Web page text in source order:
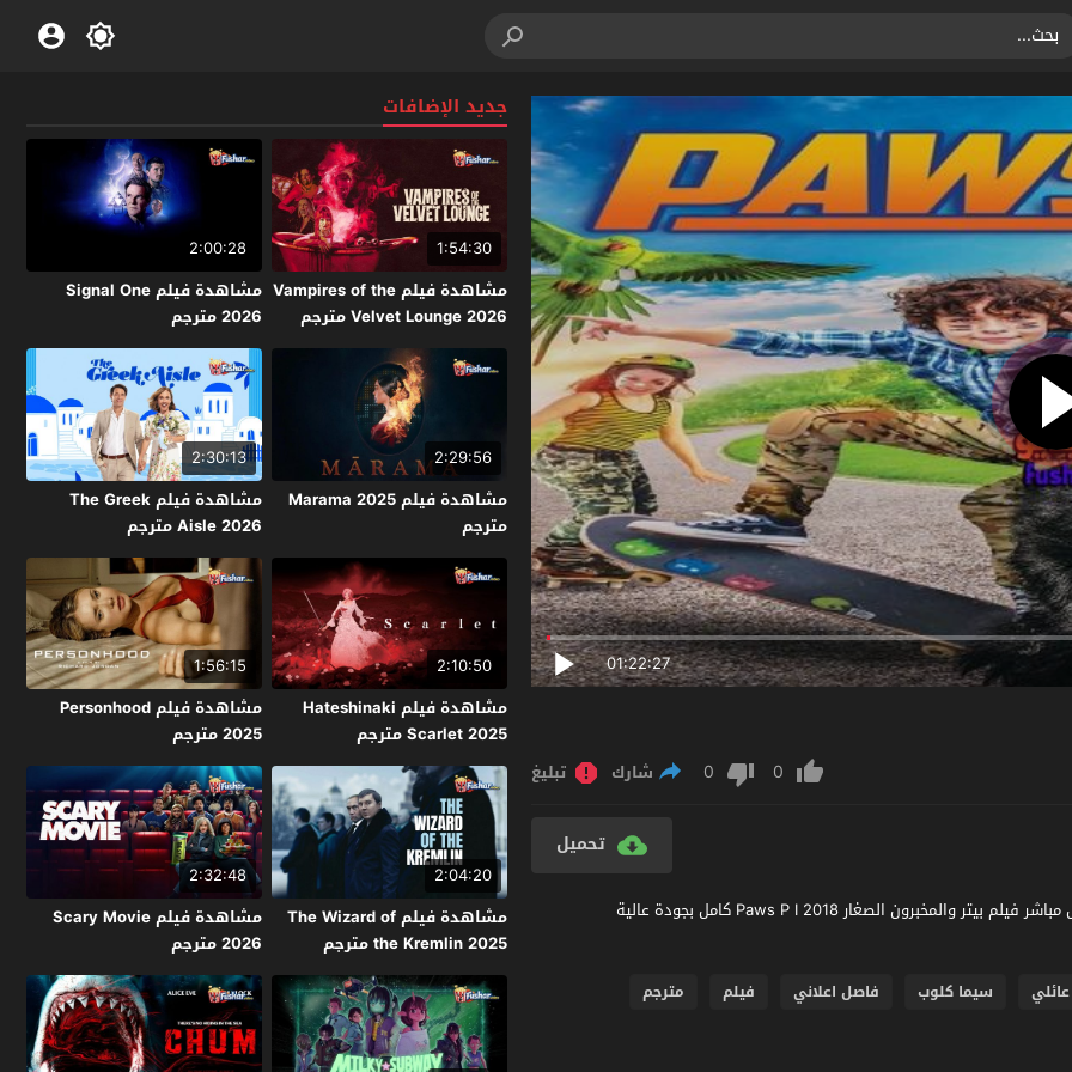
01:22:27
0
0 شارك تبليغ
تحميل
مشاهدة فيلم Paws P I 2018 مترجم عربي اون لاين مشاهدة وتحميل مباشر فيلم بيتر والمخبرون الصغار Paws P I 2018 كامل بجودة عالية
سيما كلوب فاصل اعلاني فيلم مترجم
جديد الإضافات
1:54:30
مشاهدة فيلم Vampires of the
Velvet Lounge 2026 مترجم
2:00:28
مشاهدة فيلم Signal One
2026 مترجم
2:29:56
مشاهدة فيلم Marama 2025
مترجم
2:30:13
مشاهدة فيلم The Greek
Aisle 2026 مترجم
2:10:50
مشاهدة فيلم Hateshinaki
Scarlet 2025 مترجم
1:56:15
مشاهدة فيلم Personhood
2025 مترجم
2:04:20
مشاهدة فيلم The Wizard of
the Kremlin 2025 مترجم
2:32:48
مشاهدة فيلم Scary Movie
2026 مترجم